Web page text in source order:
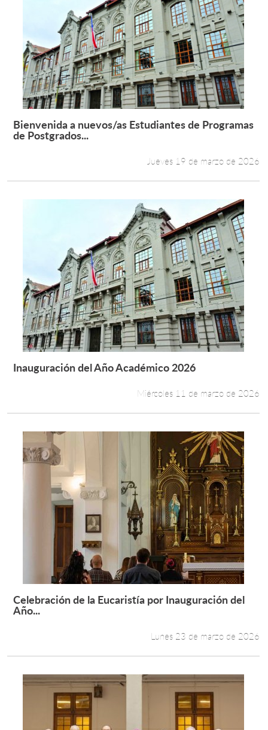
Leer más +
Bienvenida a nuevos/as Estudiantes de Programas
de Postgrados...
Jueves 19 de marzo de 2026
Leer más +
Inauguración del Año Académico 2026
Miércoles 11 de marzo de 2026
Leer más +
Celebración de la Eucaristía por Inauguración del
Año...
Lunes 23 de marzo de 2026